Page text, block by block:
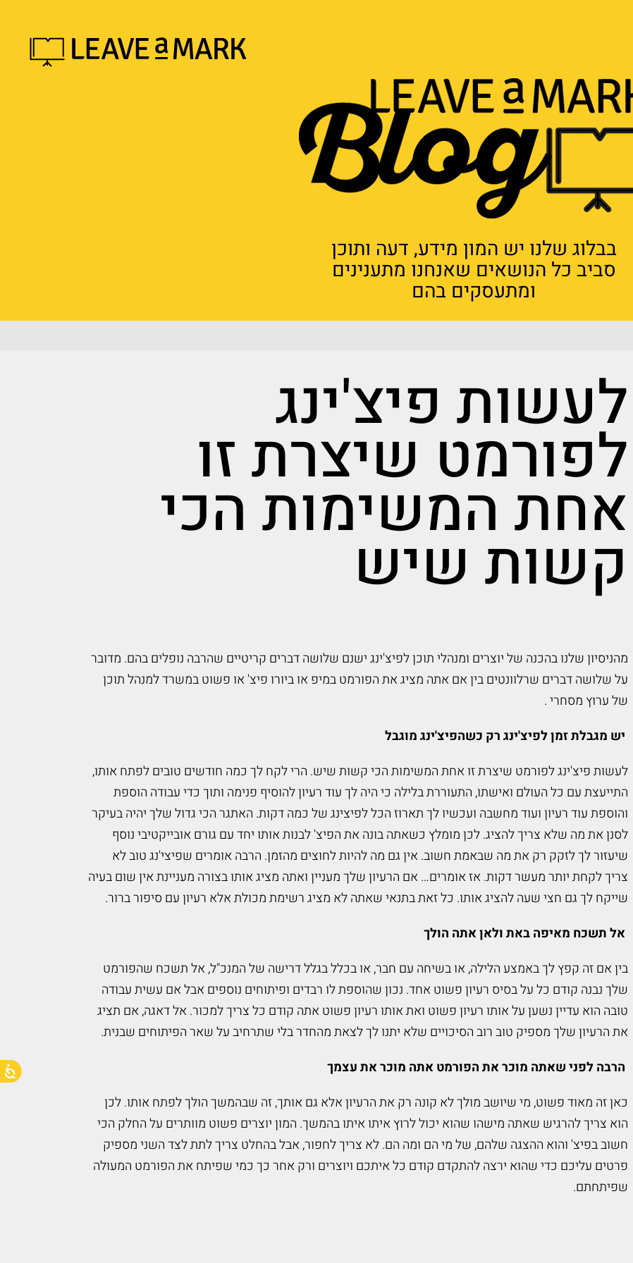
בבלוג שלנו יש המון מידע, דעה ותוכן
סביב כל הנושאים שאנחנו מתענינים
ומתעסקים בהם
לעשות פיצ'ינג
לפורמט שיצרת זו
אחת המשימות הכי
קשות שיש
מהניסיון שלנו בהכנה של יוצרים ומנהלי תוכן לפיצ'ינג ישנם שלושה דברים קריטיים שהרבה נופלים בהם. מדובר
על שלושה דברים שרלוונטים בין אם אתה מציג את הפורמט במיפ או ביורו פיצ' או פשוט במשרד למנהל תוכן
של ערוץ מסחרי .
יש מגבלת זמן לפיצ'ינג רק כשהפיצ'ינג מוגבל
לעשות פיצ'ינג לפורמט שיצרת זו אחת המשימות הכי קשות שיש. הרי לקח לך כמה חודשים טובים לפתח אותו,
התייעצת עם כל העולם ואישתו, התעוררת בלילה כי היה לך עוד רעיון להוסיף פנימה ותוך כדי עבודה הוספת
והוספת עוד רעיון ועוד מחשבה ועכשיו לך תארוז הכל לפיצינג של כמה דקות. האתגר הכי גדול שלך יהיה בעיקר
לסנן את מה שלא צריך להציג. לכן מומלץ כשאתה בונה את הפיצ' לבנות אותו יחד עם גורם אובייקטיבי נוסף
שיעזור לך לזקק רק את מה שבאמת חשוב. אין גם מה להיות לחוצים מהזמן. הרבה אומרים שפיצי'נג טוב לא
צריך לקחת יותר מעשר דקות. אז אומרים… אם הרעיון שלך מעניין ואתה מציג אותו בצורה מעניינת אין שום בעיה
שייקח לך גם חצי שעה להציג אותו. כל זאת בתנאי שאתה לא מציג רשימת מכולת אלא רעיון עם סיפור ברור.
אל תשכח מאיפה באת ולאן אתה הולך
בין אם זה קפץ לך באמצע הלילה, או בשיחה עם חבר, או בכלל בגלל דרישה של המנכ"ל, אל תשכח שהפורמט
שלך נבנה קודם כל על בסיס רעיון פשוט אחד. נכון שהוספת לו רבדים ופיתוחים נוספים אבל אם עשית עבודה
טובה הוא עדיין נשען על אותו רעיון פשוט ואת אותו רעיון פשוט אתה קודם כל צריך למכור. אל דאגה, אם תציג
את הרעיון שלך מספיק טוב רוב הסיכויים שלא יתנו לך לצאת מהחדר בלי שתרחיב על שאר הפיתוחים שבנית.
הרבה לפני שאתה מוכר את הפורמט אתה מוכר את עצמך
כאן זה מאוד פשוט, מי שיושב מולך לא קונה רק את הרעיון אלא גם אותך, זה שבהמשך הולך לפתח אותו. לכן
הוא צריך להרגיש שאתה מישהו שהוא יכול לרוץ איתו איתו בהמשך. המון יוצרים פשוט מוותרים על החלק הכי
חשוב בפיצ' והוא ההצגה שלהם, של מי הם ומה הם. לא צריך לחפור, אבל בהחלט צריך לתת לצד השני מספיק
פרטים עליכם כדי שהוא ירצה להתקדם קודם כל איתכם ויוצרים ורק אחר כך כמי שפיתח את הפורמט המעולה
שפיתחתם.